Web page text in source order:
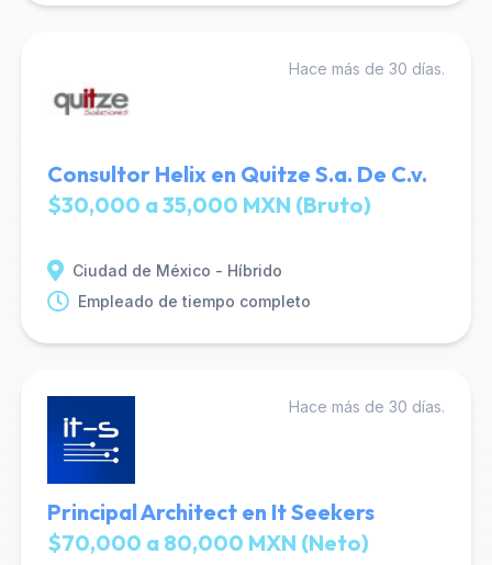
Hace más de 30 días.
Consultor Helix en Quitze S.a. De C.v.
$30,000 a 35,000 MXN (Bruto)
Ciudad de México - Híbrido
Empleado de tiempo completo
Hace más de 30 días.
Principal Architect en It Seekers
$70,000 a 80,000 MXN (Neto)